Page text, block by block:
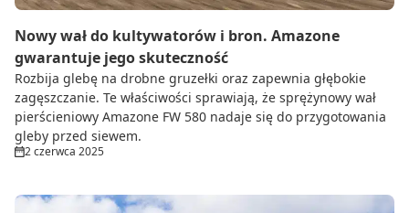
Nowy wał do kultywatorów i bron. Amazone
gwarantuje jego skuteczność
Rozbija glebę na drobne gruzełki oraz zapewnia głębokie
zagęszczanie. Te właściwości sprawiają, że sprężynowy wał
pierścieniowy Amazone FW 580 nadaje się do przygotowania
gleby przed siewem.
2 czerwca 2025